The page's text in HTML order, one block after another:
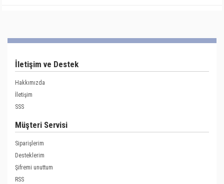
İletişim ve Destek
Hakkımızda
İletişim
SSS
Müşteri Servisi
Siparişlerim
Desteklerim
Şifremi unuttum
RSS